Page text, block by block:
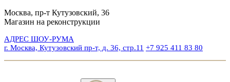
Москва, пр-т Кутузовский, 36
Магазин на реконструкции
АДРЕС ШОУ-РУМА
г. Москва, Кутузовский пр-т, д. 36, стр.11 +7 925 411 83 80